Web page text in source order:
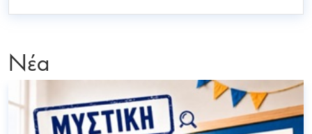
Νέα